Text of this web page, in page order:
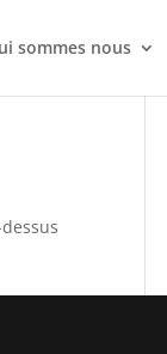
sommes nous